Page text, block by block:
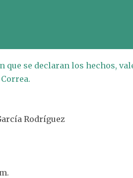
que se declaran los hechos,
Rodríguez